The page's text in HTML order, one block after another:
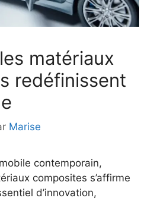
matériaux
redéfinissent
Marise
contemporain,
composites s’affirme
d’innovation,